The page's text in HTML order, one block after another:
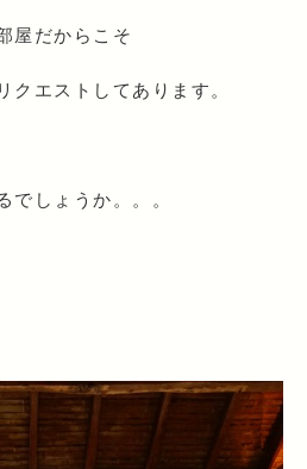
屋だからこそ
クエストしてあります。
でしょうか。。。